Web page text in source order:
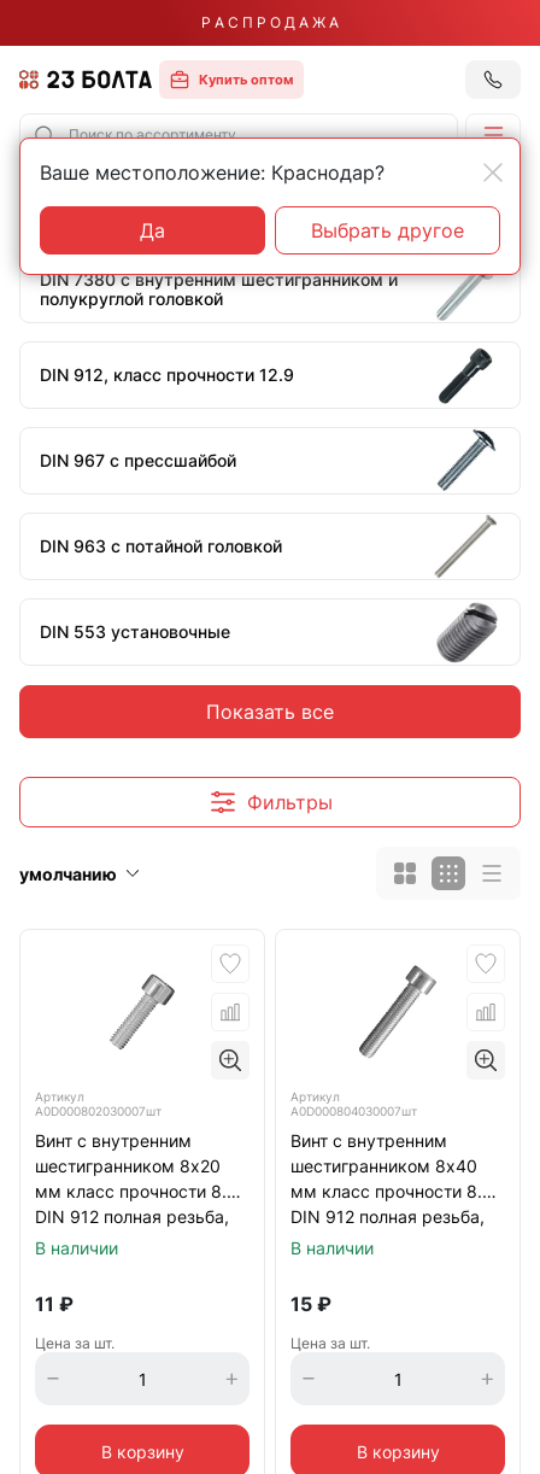
Р А С П Р О Д А Ж А
Купить оптом
Главная Строительный крепеж Винты
Винты
DIN 7380 с внутренним шестигранником и
полукруглой головкой
DIN 912, класс прочности 12.9
DIN 967 с прессшайбой
DIN 963 с потайной головкой
DIN 553 установочные
DIN 551 установочные
Винты установочные с внутренним
DIN 7985 c полукруглой головкой
DIN 965 с потайной головкой
Кольцо, полукольцо, костыль
DIN 912 класс прочности 8.8
Резьбовыдавливающие DIN 7500
Прочие
Показать все
Фильтры
умолчанию
Артикул
А0D000802030007шт
Винт с внутренним
шестигранником 8х20
мм класс прочности 8.8
DIN 912 полная резьба,
оцинкованный
В наличии
11 ₽
Цена за шт.
В корзину
Артикул
А0D000804030007шт
Винт с внутренним
шестигранником 8х40
мм класс прочности 8.8
DIN 912 полная резьба,
оцинкованный
В наличии
15 ₽
Цена за шт.
В корзину
Ваше местоположение: Краснодар?
Да Выбрать другое